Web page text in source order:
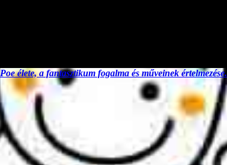
Poe élete, a fantasztikum fogalma és műveinek értelmezése.